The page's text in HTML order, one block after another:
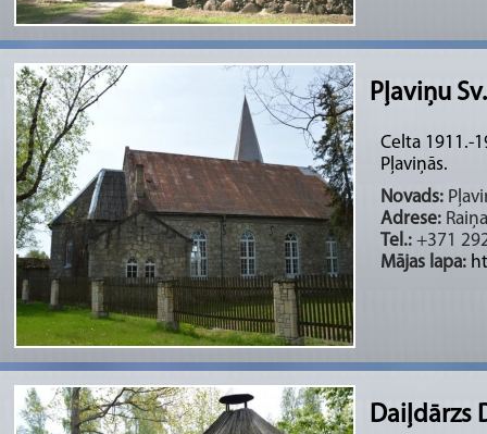
Pļaviņu
Celta 1911.-
Pļaviņās.
Novads:
Adrese:
Tel.: +371
Mājas lapa:
Daiļdārzs